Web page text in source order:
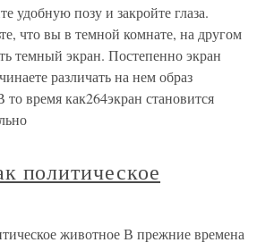
удобную позу и закройте глаза.
что вы в темной комнате, на другом
темный экран. Постепенно экран
различать на нем образ
время как264экран становится
политическое
животное В прежние времена